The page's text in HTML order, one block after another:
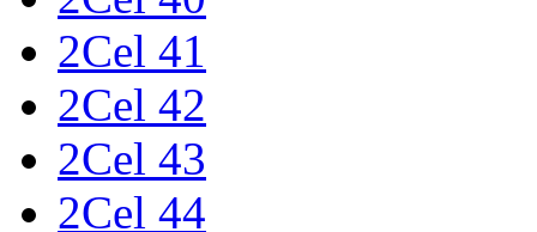
2Cel 41
2Cel 42
2Cel 43
2Cel 44